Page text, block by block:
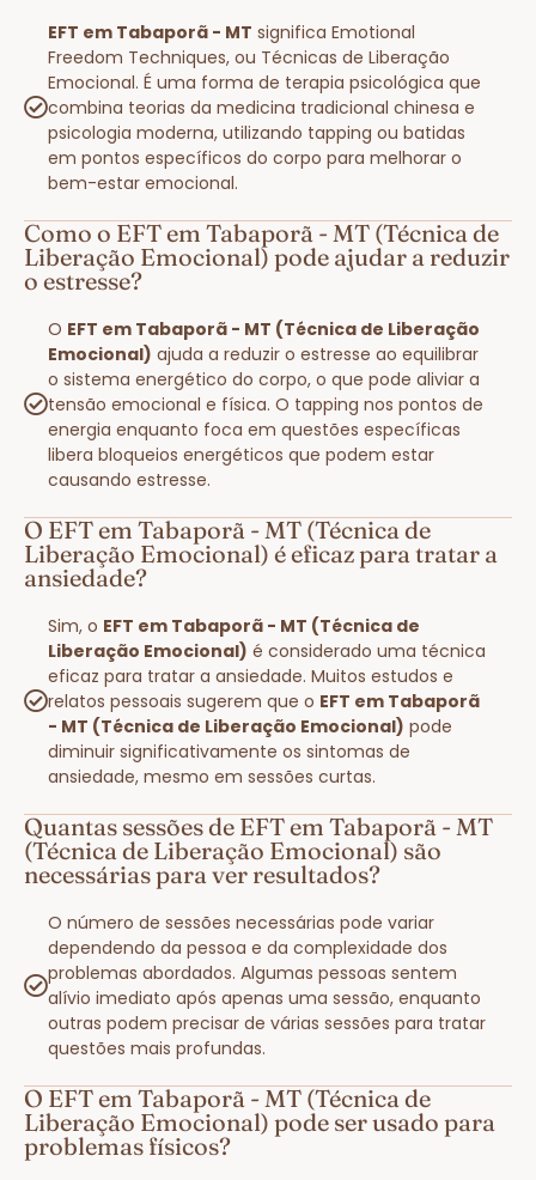
EFT em Tabaporã - MT significa Emotional
Freedom Techniques, ou Técnicas de Liberação
Emocional. É uma forma de terapia psicológica que
combina teorias da medicina tradicional chinesa e
psicologia moderna, utilizando tapping ou batidas
em pontos específicos do corpo para melhorar o
bem-estar emocional.
Como o EFT em Tabaporã - MT (Técnica de
Liberação Emocional) pode ajudar a reduzir
o estresse?
O EFT em Tabaporã - MT (Técnica de Liberação
Emocional) ajuda a reduzir o estresse ao equilibrar
o sistema energético do corpo, o que pode aliviar a
tensão emocional e física. O tapping nos pontos de
energia enquanto foca em questões específicas
libera bloqueios energéticos que podem estar
causando estresse.
O EFT em Tabaporã - MT (Técnica de
Liberação Emocional) é eficaz para tratar a
ansiedade?
Sim, o EFT em Tabaporã - MT (Técnica de
Liberação Emocional) é considerado uma técnica
eficaz para tratar a ansiedade. Muitos estudos e
relatos pessoais sugerem que o EFT em Tabaporã
- MT (Técnica de Liberação Emocional) pode
diminuir significativamente os sintomas de
ansiedade, mesmo em sessões curtas.
Quantas sessões de EFT em Tabaporã - MT
(Técnica de Liberação Emocional) são
necessárias para ver resultados?
O número de sessões necessárias pode variar
dependendo da pessoa e da complexidade dos
problemas abordados. Algumas pessoas sentem
alívio imediato após apenas uma sessão, enquanto
outras podem precisar de várias sessões para tratar
questões mais profundas.
O EFT em Tabaporã - MT (Técnica de
Liberação Emocional) pode ser usado para
problemas físicos?